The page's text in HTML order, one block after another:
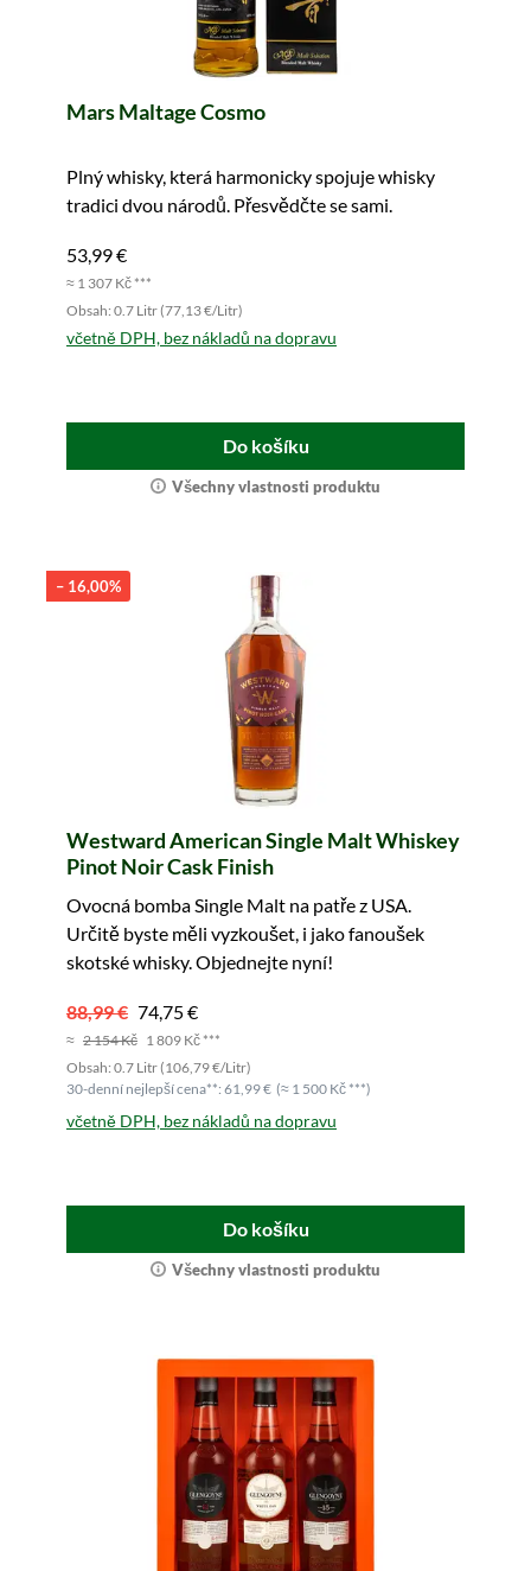
Mars Maltage Cosmo
Plný whisky, která harmonicky spojuje whisky
tradici dvou národů. Přesvědčte se sami.
53,99 €
≈ 1 307 Kč ***
Obsah: 0.7 Litr (77,13 €/Litr)
včetně DPH, bez nákladů na dopravu
Do košíku
Všechny vlastnosti produktu
– 16,00%
Westward American Single Malt Whiskey
Pinot Noir Cask Finish
Ovocná bomba Single Malt na patře z USA.
Určitě byste měli vyzkoušet, i jako fanoušek
skotské whisky. Objednejte nyní!
88,99 € 74,75 €
≈ 2 154 Kč 1 809 Kč ***
Obsah: 0.7 Litr (106,79 €/Litr)
30-denní nejlepší cena**: 61,99 € (≈ 1 500 Kč ***)
včetně DPH, bez nákladů na dopravu
Do košíku
Všechny vlastnosti produktu